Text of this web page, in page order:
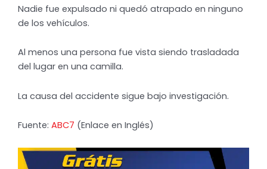
Nadie fue expulsado ni quedó atrapado en ninguno
de los vehículos.
Al menos una persona fue vista siendo trasladada
del lugar en una camilla.
La causa del accidente sigue bajo investigación.
Fuente: ABC7 (Enlace en Inglés)